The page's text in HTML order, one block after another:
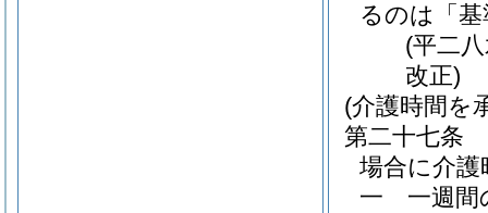
るのは「
(平二
改正)
(介護時間を
第二十七条
場合に介
一
一週間